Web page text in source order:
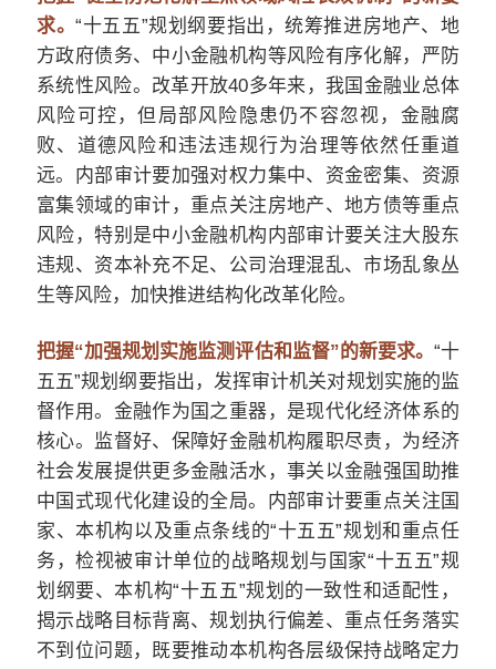
求。“十五五”规划纲要指出，统筹推进房地产、地
方政府债务、中小金融机构等风险有序化解，严防
系统性风险。改革开放40多年来，我国金融业总体
风险可控，但局部风险隐患仍不容忽视，金融腐
败、道德风险和违法违规行为治理等依然任重道
远。内部审计要加强对权力集中、资金密集、资源
富集领域的审计，重点关注房地产、地方债等重点
风险，特别是中小金融机构内部审计要关注大股东
违规、资本补充不足、公司治理混乱、市场乱象丛
生等风险，加快推进结构化改革化险。
把握“加强规划实施监测评估和监督”的新要求。 “十
五五”规划纲要指出，发挥审计机关对规划实施的监
督作用。金融作为国之重器，是现代化经济体系的
核心。监督好、保障好金融机构履职尽责，为经济
社会发展提供更多金融活水，事关以金融强国助推
中国式现代化建设的全局。内部审计要重点关注国
家、本机构以及重点条线的“十五五”规划和重点任
务，检视被审计单位的战略规划与国家“十五五”规
划纲要、本机构“十五五”规划的一致性和适配性，
揭示战略目标背离、规划执行偏差、重点任务落实
不到位问题，既要推动本机构各层级保持战略定力